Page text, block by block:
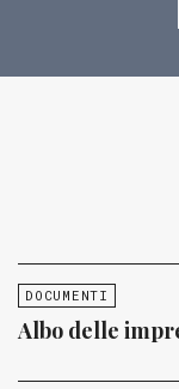
DOCUMENTI
Albo delle